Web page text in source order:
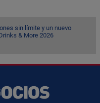
sin límite y un nuevo
& More 2026